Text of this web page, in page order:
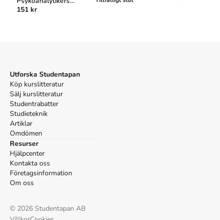
APA
Essäer
151 kr
Utforska Studentapan
Köp kurslitteratur
Sälj kurslitteratur
Studentrabatter
Studieteknik
Artiklar
Omdömen
Resurser
Hjälpcenter
Kontakta oss
Företagsinformation
Om oss
© 2026 Studentapan AB